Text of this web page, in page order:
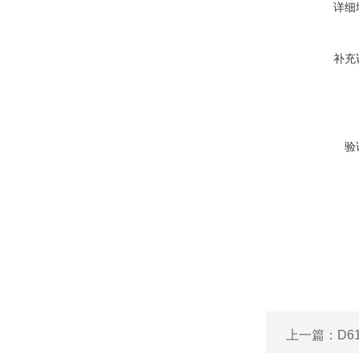
详细
补充
验
上一篇：